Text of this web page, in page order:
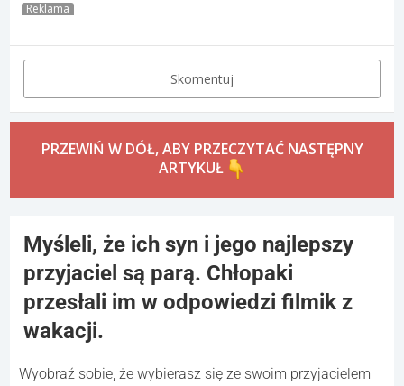
Reklama
Skomentuj
PRZEWIŃ W DÓŁ, ABY PRZECZYTAĆ NASTĘPNY
ARTYKUŁ
Myśleli, że ich syn i jego najlepszy
przyjaciel są parą. Chłopaki
przesłali im w odpowiedzi filmik z
wakacji.
Wyobraź sobie, że wybierasz się ze swoim przyjacielem